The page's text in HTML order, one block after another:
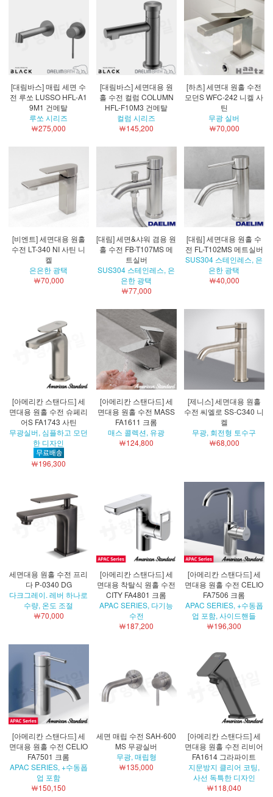
[대림바스] 매립 세면 수
전 루쏘 LUSSO HFL-A1
9M1 건메탈
루쏘 시리즈
￦275,000
[대림바스] 세면대용 원
홀 수전 컬럼 COLUMN
HFL-F10M3 건메탈
컬럼 시리즈
￦145,200
[하츠] 세면대 원홀 수전
모던S WFC-242 니켈 사
틴
무광 실버
￦70,000
[비엔트] 세면대용 원홀
수전 LT-340 NI 사틴 니
켈
은은한 광택
￦70,000
[대림] 세면&샤워 겸용 원
홀 수전 FB-T107MS 메
트실버
SUS304 스테인레스, 은
은한 광택
￦77,000
[대림] 세면대용 원홀 수
전 FL-T102MS 메트실버
SUS304 스테인레스, 은
은한 광택
￦40,000
[아메리칸 스탠다드] 세
면대용 원홀 수전 슈페리
어S FA1743 사틴
무광실버, 심플하고 모던
한 디자인
￦196,300
[아메리칸 스탠다드] 세
면대용 원홀 수전 MASS
FA1611 크롬
매스 콜렉션, 유광
￦124,800
[제니스] 세면대용 원홀
수전 씨엘로 SS-C340 니
켈
무광, 회전형 토수구
￦68,000
세면대용 원홀 수전 프리
다 P-0340 DG
다크그레이. 레버 하나로
수량, 온도 조절
￦70,000
[아메리칸 스탠다드] 세
면대용 착탈식 원홀 수전
CITY FA4801 크롬
APAC SERIES, 다기능
수전
￦187,200
[아메리칸 스탠다드] 세
면대용 원홀 수전 CELIO
FA7506 크롬
APAC SERIES, +수동폽
업 포함, 사이드핸들
￦196,300
[아메리칸 스탠다드] 세
면대용 원홀 수전 CELIO
FA7501 크롬
APAC SERIES, +수동폽
업 포함
￦150,150
세면 매립 수전 SAH-600
MS 무광실버
무광, 매립형
￦135,000
[아메리칸 스탠다드] 세
면대용 원홀 수전 리비어
FA1614 그라파이트
지문방지 클리어 코팅,
사선 독특한 디자인
￦118,040